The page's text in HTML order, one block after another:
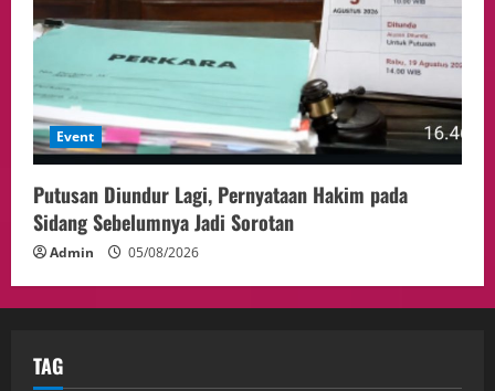
Event
Putusan Diundur Lagi, Pernyataan Hakim pada
Sidang Sebelumnya Jadi Sorotan
Admin 05/08/2026
TAG